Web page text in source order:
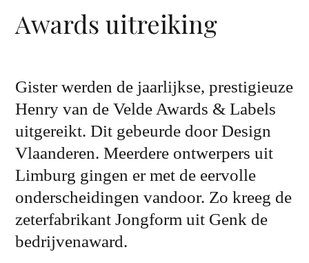
Awards uitreiking
Gister werden de jaarlijkse, prestigieuze
Henry van de Velde Awards & Labels
uitgereikt. Dit gebeurde door Design
Vlaanderen. Meerdere ontwerpers uit
Limburg gingen er met de eervolle
onderscheidingen vandoor. Zo kreeg de
zeterfabrikant Jongform uit Genk de
bedrijvenaward.